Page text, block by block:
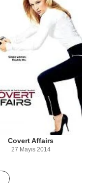
Covert Affairs
27 Mayıs 2014